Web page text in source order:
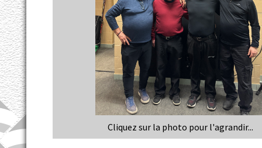
Cliquez sur la photo pour l'agrandir...